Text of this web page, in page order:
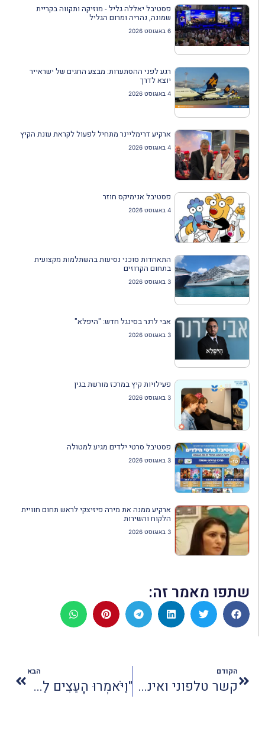
פסטיבל יאללה גליל - מוזיקה ותקווה בקריית
שמונה, נהריה ומרום הגליל
6 באוגוסט 2026
רגע לפני ההסתערות: מבצע החגים של ישראייר
יוצא לדרך
4 באוגוסט 2026
ארקיע דרימליינר מתחיל לפעול לקראת עונת הקיץ
4 באוגוסט 2026
פסטיבל אנימיקס חוזר
4 באוגוסט 2026
התאחדות סוכני נסיעות בהשתלמות מקצועית
בתחום הקרוזים
3 באוגוסט 2026
אבי לרנר בסינגל חדש: "היפלא"
3 באוגוסט 2026
פעילויות קיץ במרכז מורשת בגין
3 באוגוסט 2026
פסטיבל סרטי ילדים מגיע למטולה
3 באוגוסט 2026
ארקיע ממנה את מירה פיזיצקי לראש תחום חוויית
הלקוח והשירות
3 באוגוסט 2026
שתפו מאמר זה:
הקודם
קשר טלפוני ואינטרנטי חדשני בחו"ל
הבא
"וַיֹּאמְרוּ הָעֵצִים לַתְּאֵנָה: מָלְכִי עָלֵינוּ"